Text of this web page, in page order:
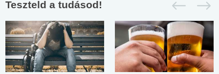
Teszteld a tudásod!